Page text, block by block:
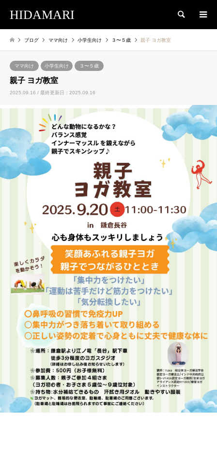
HIDAMARI 検索
ブログ ママ向け 小学生向け ３〜５歳 親子 ヨガ教室
ママ向け 小学生向け ３〜５歳
親子 ヨガ教室
2025.09.16 / 最終更新日：2025.09.16